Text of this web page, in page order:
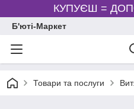
КУПУЄШ =
Б'юті-Маркет
Товари та послуги